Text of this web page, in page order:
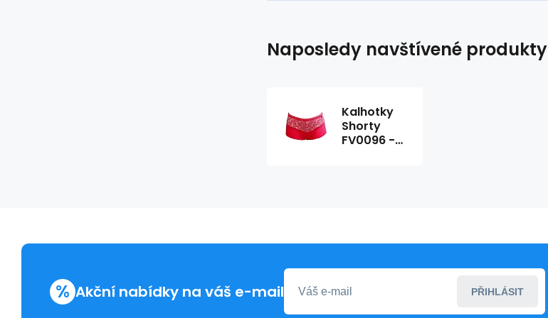
Naposledy navštívené produkty
Kalhotky
Shorty
FV0096 -
% Akční nabídky na váš e-mail PŘIHLÁSIT